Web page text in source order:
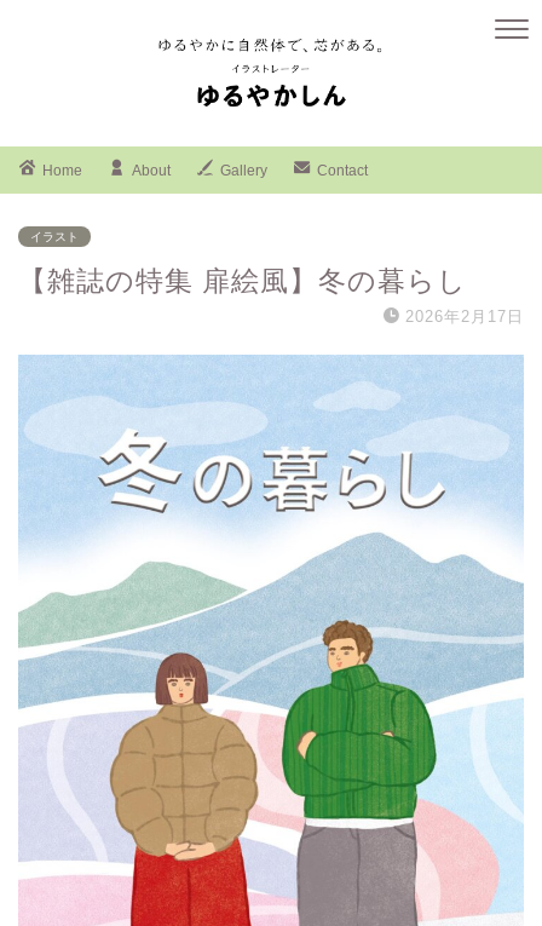
Home About Gallery Contact
イラスト
【雑誌の特集 扉絵風】冬の暮らし
2026年2月17日